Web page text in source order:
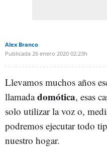
Alex Branco
Publicada 26 enero 2020 02:23h
Llevamos muchos años
llamadadomótica, esas
solo utilizar la voz o,
podremos ejecutar todo
nuestro hogar.